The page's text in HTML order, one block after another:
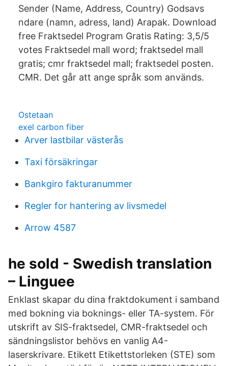
Sender (Name, Address, Country) Godsavs
ndare (namn, adress, land) Arapak. Download
free Fraktsedel Program Gratis Rating: 3,5/5
votes Fraktsedel mall word; fraktsedel mall
gratis; cmr fraktsedel mall; fraktsedel posten.
CMR. Det går att ange språk som används.
Ostetaan
exel carbon fiber
Arver lastbilar västerås
Taxi försäkringar
Bankgiro fakturanummer
Regler for hantering av livsmedel
Arrow 4587
he sold - Swedish translation
– Linguee
Enklast skapar du dina fraktdokument i samband
med bokning via boknings- eller TA-system. För
utskrift av SIS-fraktsedel, CMR-fraktsedel och
sändningslistor behövs en vanlig A4-
laserskrivare. Etikett Etikettstorleken (STE) som